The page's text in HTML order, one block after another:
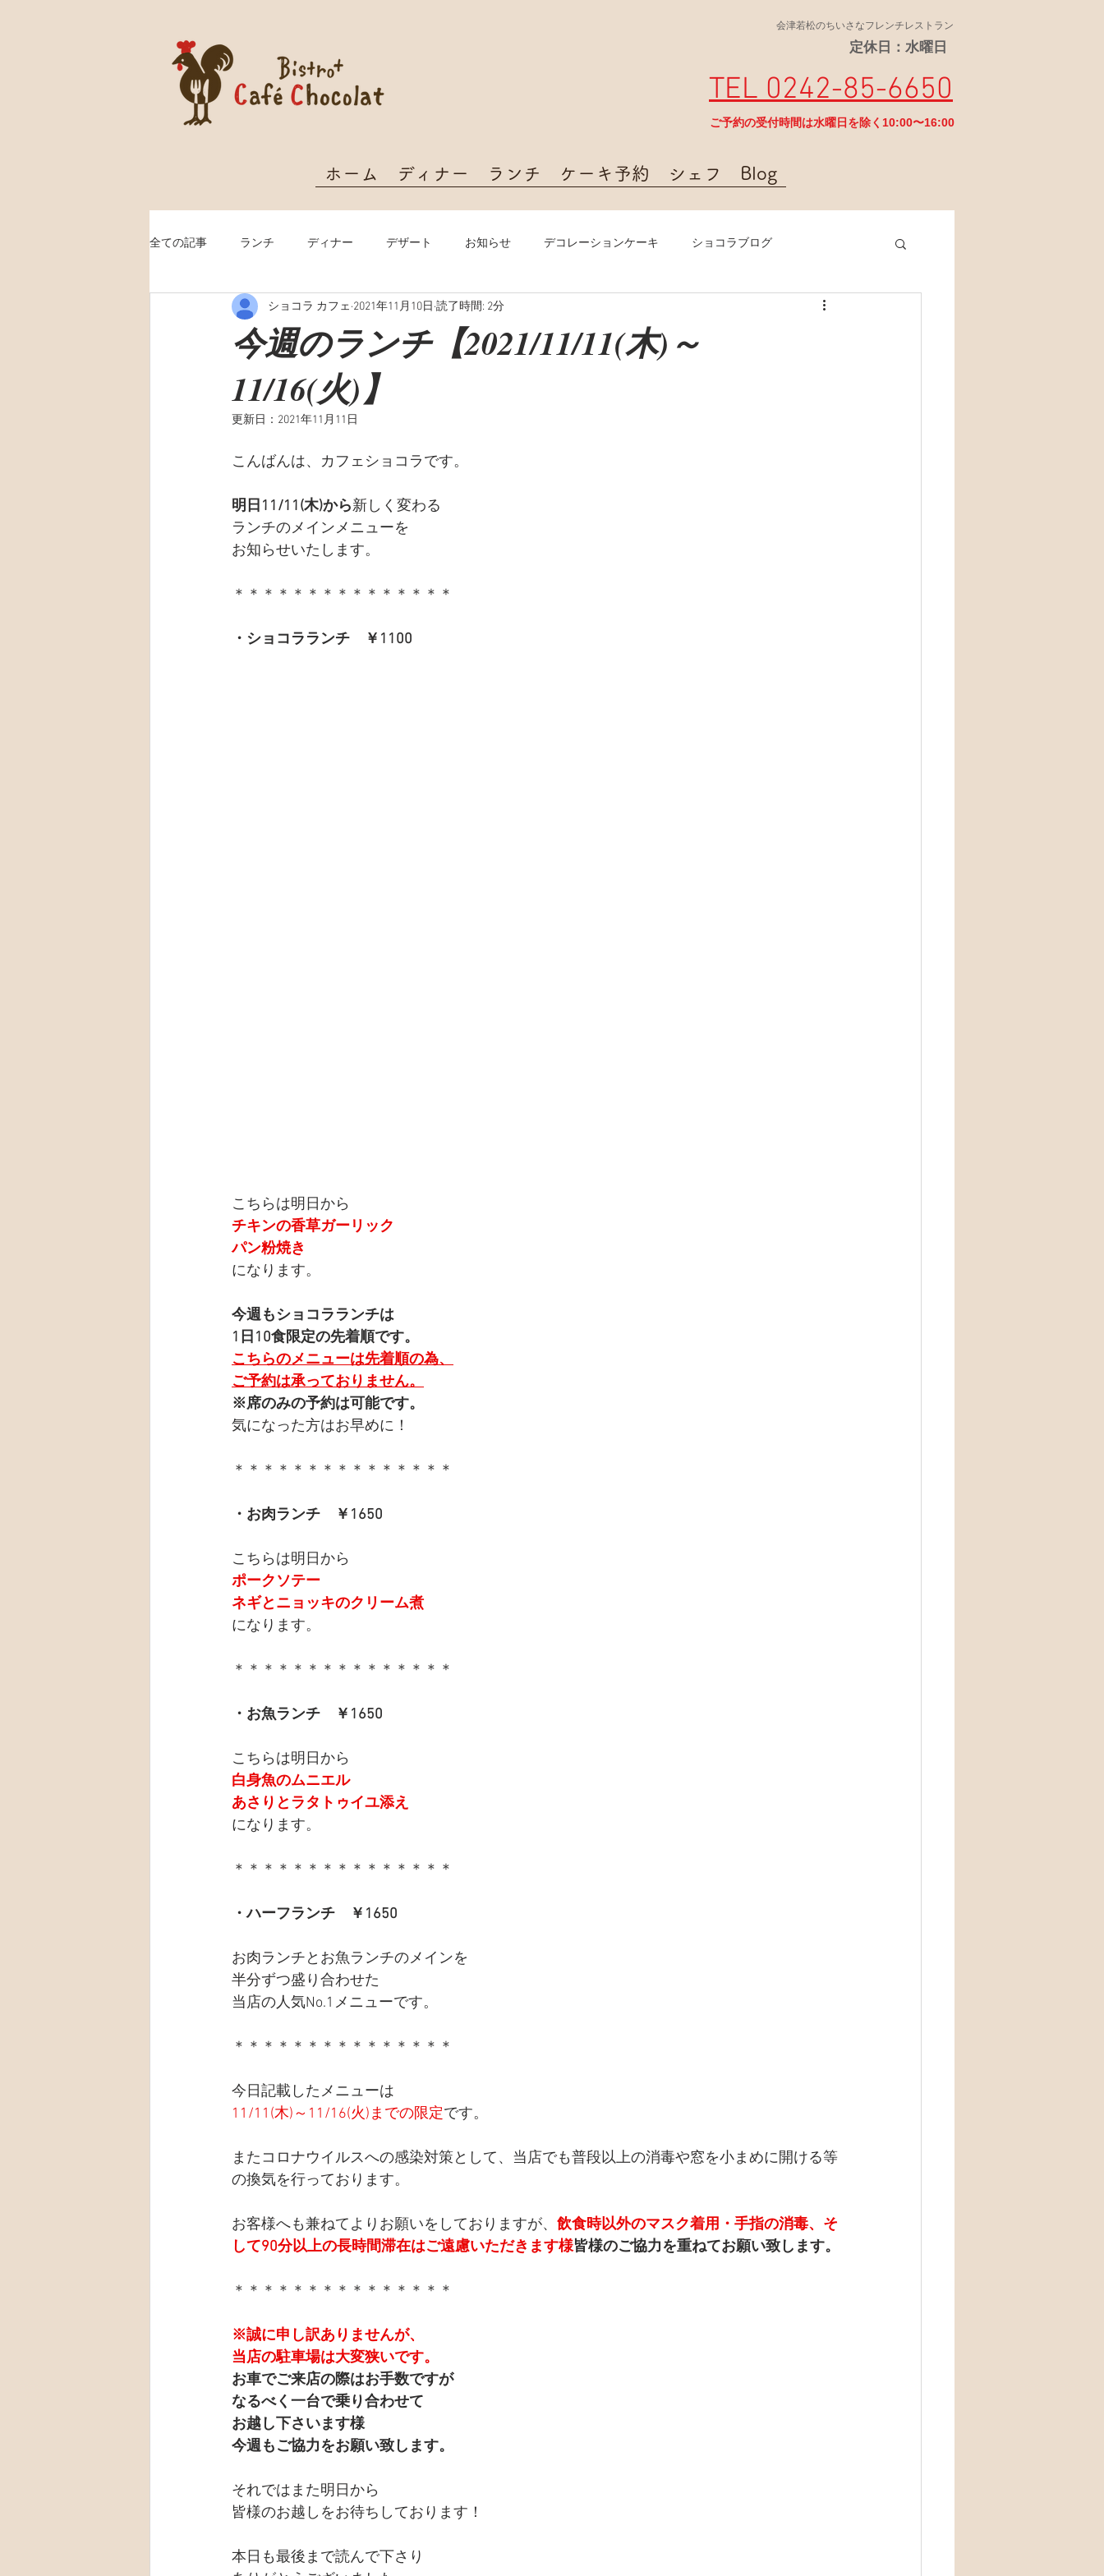
会津若松のちいさなフレンチレストラン
定休日：水曜日
TEL 0242-85-6650
​ご予約の受付時間は水曜日を除く10:00〜16:00
ホーム ディナー ランチ ケーキ予約 シェフ Blog
全ての記事 ランチ ディナー デザート お知らせ デコレーションケーキ ショコラブログ
クリスマス予約
今週のランチ【2021/11/11(木)～
11/16(火)】
ショコラ カフェ 2021年11月10日 読了時間: 2分
更新日： 2021年11月11日
こんばんは、カフェショコラです。
明日11/11(木)から新しく変わる
ランチのメインメニューを
お知らせいたします。
＊＊＊＊＊＊＊＊＊＊＊＊＊＊＊
・ショコラランチ　￥1100
こちらは明日から
チキンの香草ガーリック
パン粉焼き
になります。
今週もショコラランチは
1日10食限定の先着順です。
こちらのメニューは先着順の為、
ご予約は承っておりません。
※席のみの予約は可能です。
気になった方はお早めに！
＊＊＊＊＊＊＊＊＊＊＊＊＊＊＊
・お肉ランチ　￥1650
こちらは明日から
ポークソテー
ネギとニョッキのクリーム煮
になります。
＊＊＊＊＊＊＊＊＊＊＊＊＊＊＊
・お魚ランチ　￥1650
こちらは明日から
白身魚のムニエル
あさりとラタトゥイユ添え
になります。
＊＊＊＊＊＊＊＊＊＊＊＊＊＊＊
・ハーフランチ　￥1650
お肉ランチとお魚ランチのメインを
半分ずつ盛り合わせた
当店の人気No.1メニューです。
＊＊＊＊＊＊＊＊＊＊＊＊＊＊＊
今日記載したメニューは
11/11(木)～11/16(火)までの限定です。
またコロナウイルスへの感染対策として、当店でも普段以上の消毒や窓を小まめに開ける等
の換気を行っております。
お客様へも兼ねてよりお願いをしておりますが、 飲食時以外のマスク着用・手指の消毒、そ
して90分以上の長時間滞在はご遠慮いただきます様皆様のご協力を重ねてお願い致します。
＊＊＊＊＊＊＊＊＊＊＊＊＊＊＊
※誠に申し訳ありませんが、
当店の駐車場は大変狭いです。
お車でご来店の際はお手数ですが
なるべく一台で乗り合わせて
お越し下さいます様
今週もご協力をお願い致します。
それではまた明日から
皆様のお越しをお待ちしております！
本日も最後まで読んで下さり